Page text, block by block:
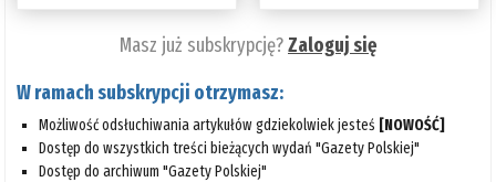
Masz już subskrypcję?Zaloguj się
W ramach subskrypcji otrzymasz:
Możliwość odsłuchiwania artykułów gdziekolwiek jesteś [NOWOŚĆ]
Dostęp do wszystkich treści bieżących wydań "Gazety Polskiej"
Dostęp do archiwum "Gazety Polskiej"